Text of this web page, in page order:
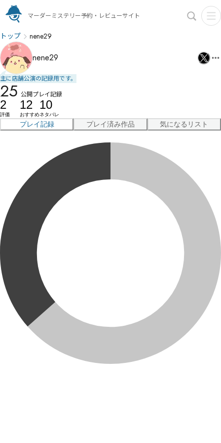
マーダーミステリー予約・レビューサイト
トップ nene29
nene29
主に店舗公演の記録用です。
25 公開プレイ記録
2
評価
12
おすすめ
10
ネタバレ
プレイ記録 プレイ済み作品 気になるリスト